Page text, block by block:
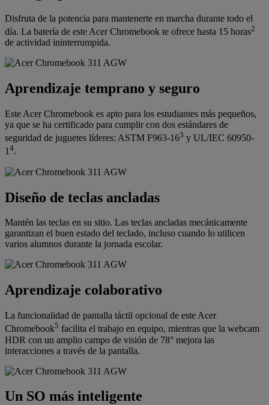
Disfruta de la potencia para mantenerte en marcha durante todo el
día. La batería de este Acer Chromebook te ofrece hasta 15 horas2
de actividad ininterrumpida.
Aprendizaje temprano y seguro
Este Acer Chromebook es apto para los estudiantes más pequeños,
ya que se ha certificado para cumplir con dos estándares de
seguridad de juguetes líderes: ASTM F963-163 y UL/IEC 60950-
14.
Diseño de teclas ancladas
Mantén las teclas en su sitio. Las teclas ancladas mecánicamente
garantizan el buen estado del teclado, incluso cuando lo utilicen
varios alumnos durante la jornada escolar.
Aprendizaje colaborativo
La funcionalidad de pantalla táctil opcional de este Acer
Chromebook5 facilita el trabajo en equipo, mientras que la webcam
HDR con un amplio campo de visión de 78° mejora las
interacciones a través de la pantalla.
Un SO más inteligente